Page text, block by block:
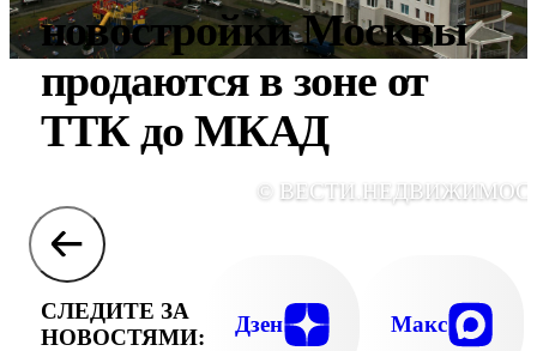
новостройки Москвы
продаются в зоне от
ТТК до МКАД
©
СЛЕДИТЕ ЗА
НОВОСТЯМИ:
Дзен Макс